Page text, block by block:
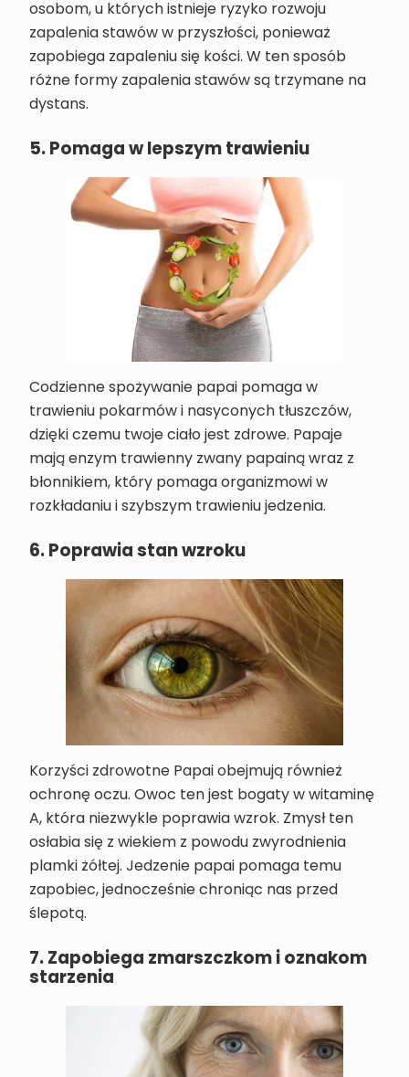
osobom, u których istnieje ryzyko rozwoju
zapalenia stawów w przyszłości, ponieważ
zapobiega zapaleniu się kości. W ten sposób
różne formy zapalenia stawów są trzymane na
dystans.
5. Pomaga w lepszym trawieniu
Codzienne spożywanie papai pomaga w
trawieniu pokarmów i nasyconych tłuszczów,
dzięki czemu twoje ciało jest zdrowe. Papaje
mają enzym trawienny zwany papainą wraz z
błonnikiem, który pomaga organizmowi w
rozkładaniu i szybszym trawieniu jedzenia.
6. Poprawia stan wzroku
Korzyści zdrowotne Papai obejmują również
ochronę oczu. Owoc ten jest bogaty w witaminę
A, która niezwykle poprawia wzrok. Zmysł ten
osłabia się z wiekiem z powodu zwyrodnienia
plamki żółtej. Jedzenie papai pomaga temu
zapobiec, jednocześnie chroniąc nas przed
ślepotą.
7. Zapobiega zmarszczkom i oznakom
starzenia